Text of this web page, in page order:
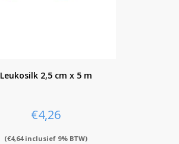
Leukosilk 2,5 cm x 5 m
€4,26
(€4,64inclusief 9% BTW)